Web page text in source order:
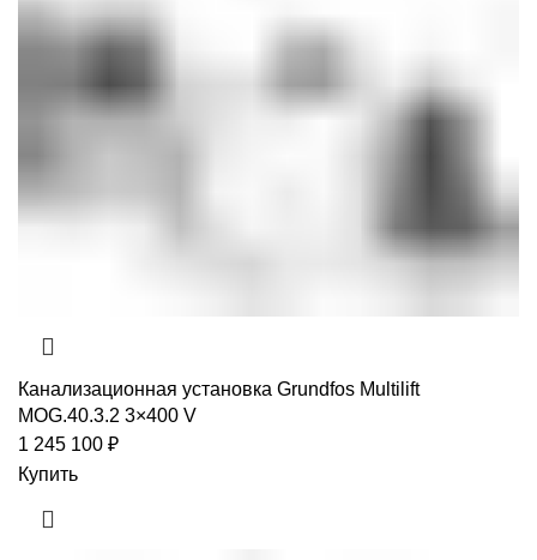
Канализационная установка Grundfos Multilift
MOG.40.3.2 3×400 V
1 245 100 ₽
Купить